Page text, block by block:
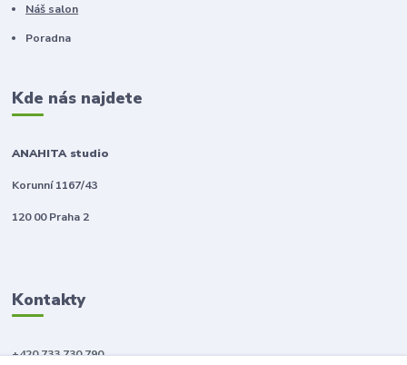
Náš salon
Poradna
Kde nás najdete
ANAHITA studio
Korunní 1167/43
120 00 Praha 2
Kontakty
+420 733 730 790